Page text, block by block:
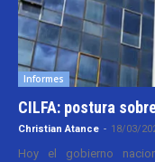
Informes
CILFA: postura
Christian Atance - 18/03/
Hoy el gobierno